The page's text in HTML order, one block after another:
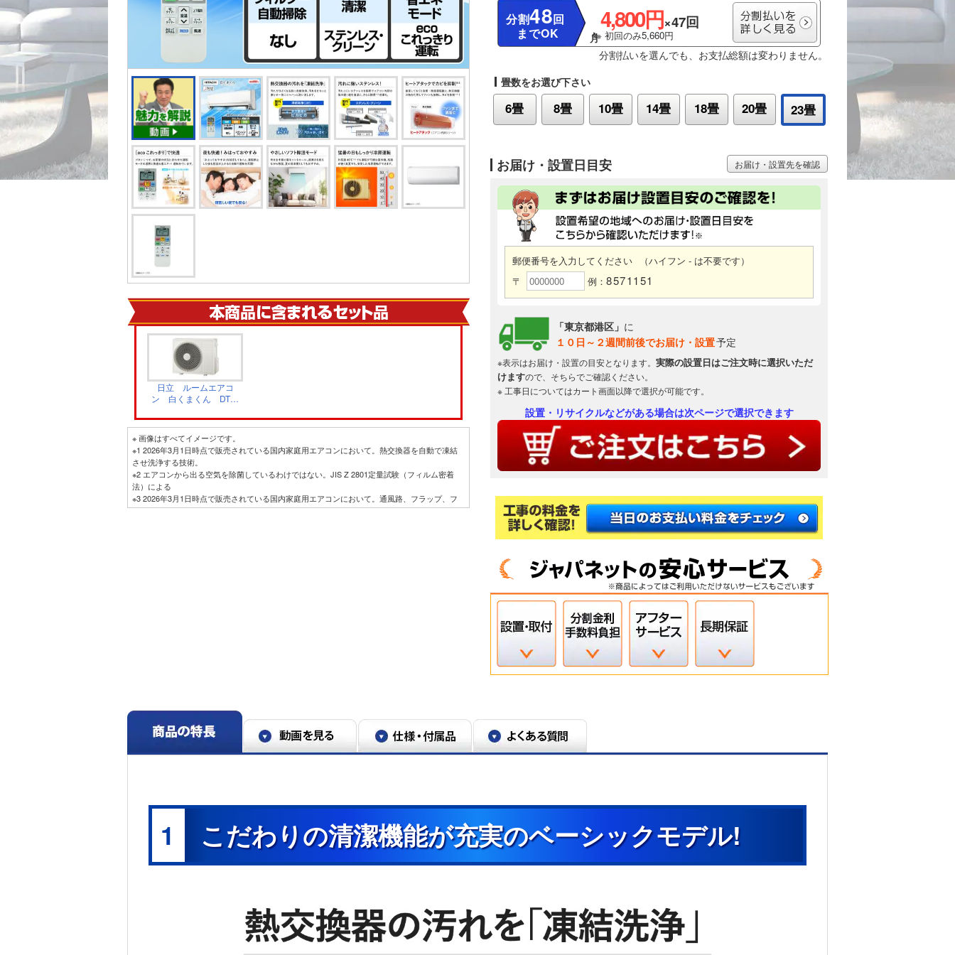
日立 ルームエアコ
ン 白くまくん DTシ
RAC-DT7126D
※ 画像はすべてイメージです。
※1 2026年3月1日時点で販売されている国内家庭用エアコンにおいて。熱交換器を自動で凍結
させ洗浄する技術。
※2 エアコンから出る空気を除菌しているわけではない。JIS Z 2801定量試験（フィルム密着
法）による
※3 2026年3月1日時点で販売されている国内家庭用エアコンにおいて。通風路、フラップ、フ
ィルターにステンレスを採用。
分割48回
までOK
4,800円×47回
※ 初回のみ5,660円
分割払いを選んでも、お支払総額は変わりません。
畳数をお選び下さい
6畳 8畳 10畳 14畳 18畳 20畳 23畳
お届け・設置日目安
郵便番号を入力してください
（ハイフン - は不要です）
〒
例： 8571151
「東京都港区」 に
１０日～２週間前後でお届け・設置予定
※表示はお届け・設置の目安となります。 実際の設置日はご注文時に選択いただ
けますので、そちらでご確認ください。
※ 工事日についてはカート画面以降で選択が可能です。
お届け・設置先を確認
設置・リサイクルなどがある場合は次ページで選択できます
1 こだわりの清潔機能が充実のベーシックモデル!